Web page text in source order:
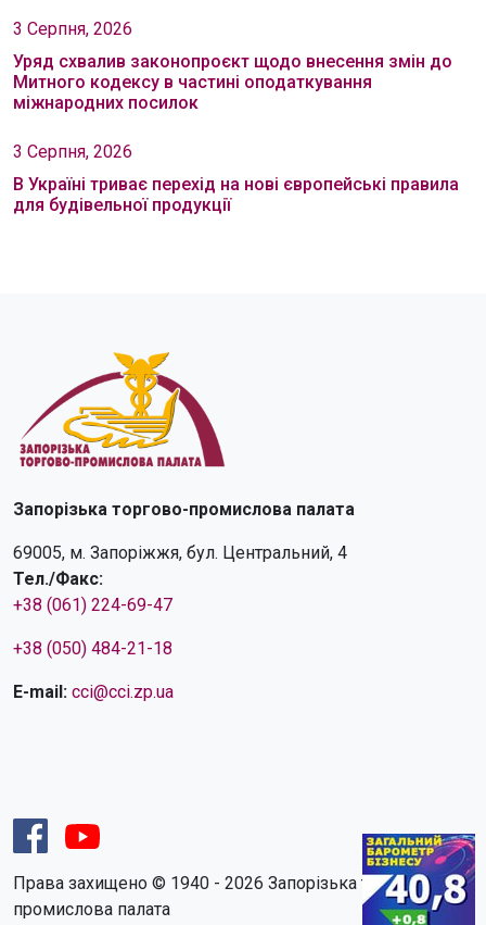
3 Серпня, 2026
Уряд схвалив законопроєкт щодо внесення змін до
Митного кодексу в частині оподаткування
міжнародних посилок
3 Серпня, 2026
В Україні триває перехід на нові європейські правила
для будівельної продукції
Запорізька торгово-промислова палата
69005, м. Запоріжжя, бул. Центральний, 4
Тел./Факс:
+38 (061) 224-69-47
+38 (050) 484-21-18
E-mail: cci@cci.zp.ua
Права захищено © 1940 - 2026 Запорізька торгово-
промислова палата